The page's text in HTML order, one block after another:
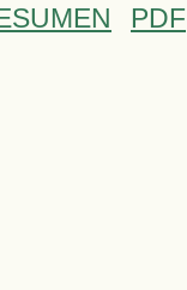
PDF